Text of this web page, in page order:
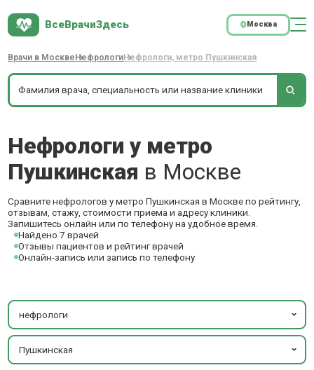
ВсеВрачиЗдесь Москва
Врачи в Москве Нефрологи Нефрологи, метро Пушкинская
Нефрологи у метро
Пушкинская в Москве
Сравните нефрологов у метро Пушкинская в Москве по рейтингу,
отзывам, стажу, стоимости приема и адресу клиники.
Запишитесь онлайн или по телефону на удобное время.
Найдено 7 врачей
Отзывы пациентов и рейтинг врачей
Онлайн-запись или запись по телефону
нефрологи
Пушкинская